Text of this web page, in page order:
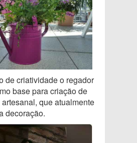
de criatividade o regador
base para criação de
que atualmente
decoração.